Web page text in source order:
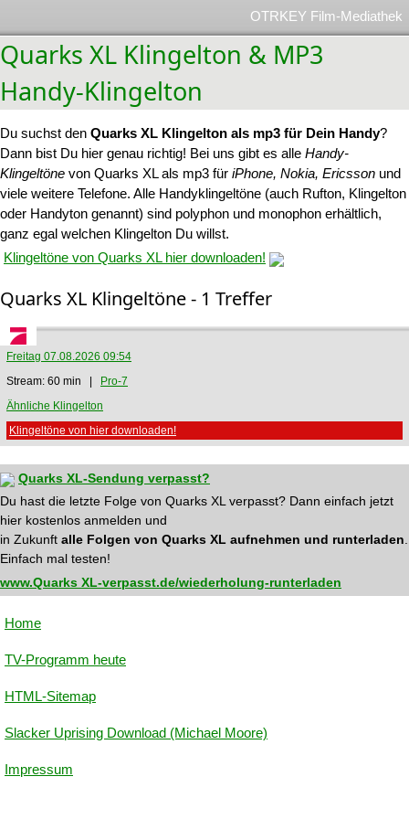
OTRKEY Film-Mediathek
Quarks XL Klingelton & MP3
Handy-Klingelton
Du suchst den Quarks XL Klingelton als mp3 für Dein Handy?
Dann bist Du hier genau richtig! Bei uns gibt es alle Handy-
Klingeltöne von Quarks XL als mp3 für iPhone, Nokia, Ericsson und
viele weitere Telefone. Alle Handyklingeltöne (auch Rufton, Klingelton
oder Handyton genannt) sind polyphon und monophon erhältlich,
ganz egal welchen Klingelton Du willst.
Klingeltöne von Quarks XL hier downloaden!
Quarks XL Klingeltöne - 1 Treffer
Freitag 07.08.2026 09:54
Stream: 60 min |
Pro-7
Ähnliche Klingelton
Klingeltöne von hier downloaden!
Quarks XL-Sendung verpasst?
Du hast die letzte Folge von Quarks XL verpasst? Dann einfach jetzt
hier kostenlos anmelden und
in Zukunft alle Folgen von Quarks XL aufnehmen und runterladen
Einfach mal testen!
www.Quarks XL-verpasst.de/wiederholung-runterladen
Home
TV-Programm heute
HTML-Sitemap
Slacker Uprising Download (Michael Moore)
Impressum